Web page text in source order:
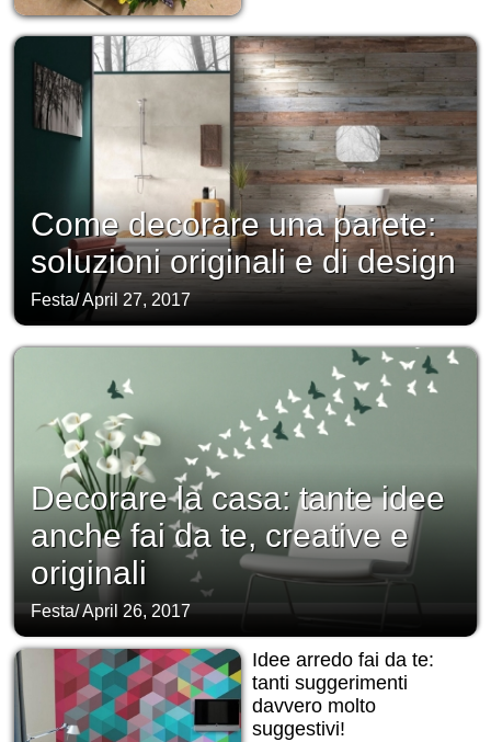
Come decorare una parete:
soluzioni originali e di design
Festa/April 27, 2017
Decorare la casa: tante idee
anche fai da te, creative e
originali
Festa/April 26, 2017
Idee arredo fai da te:
tanti suggerimenti
davvero molto
suggestivi!